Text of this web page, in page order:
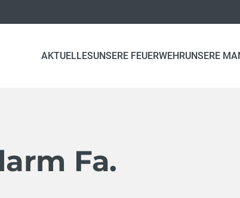
AKTUELLESUNSERE FEUERWEHRUNSERE
Fa.